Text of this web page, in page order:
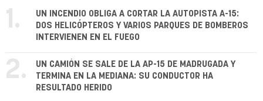
1.
UN INCENDIO OBLIGA A CORTAR LA AUTOPISTA A-15:
DOS HELICÓPTEROS Y VARIOS PARQUES DE BOMBEROS
INTERVIENEN EN EL FUEGO
2.
UN CAMIÓN SE SALE DE LA AP-15 DE MADRUGADA Y
TERMINA EN LA MEDIANA: SU CONDUCTOR HA
RESULTADO HERIDO